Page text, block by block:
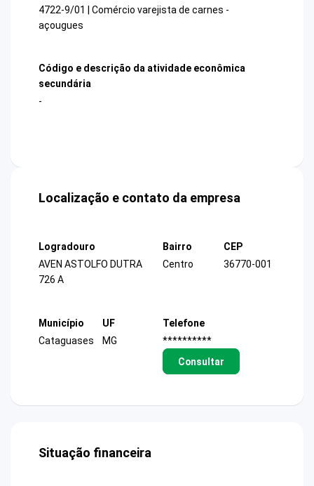
4722-9/01 | Comércio varejista de carnes -
açougues
Código e descrição da atividade econômica
secundária
-
Localização e contato da empresa
Logradouro
AVEN ASTOLFO DUTRA
726 A
Bairro
Centro
CEP
36770-001
Município
Cataguases
UF
MG
Telefone
**********
Consultar
Situação financeira